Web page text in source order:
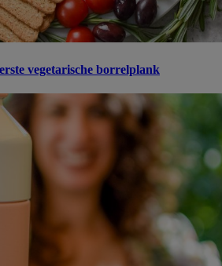
vegetarische borrelplank